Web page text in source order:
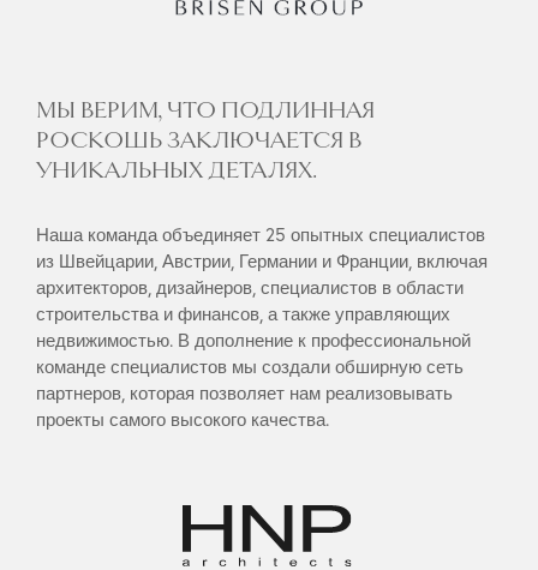
МЫ ВЕРИМ, ЧТО ПОДЛИННАЯ
РОСКОШЬ ЗАКЛЮЧАЕТСЯ В
УНИКАЛЬНЫХ ДЕТАЛЯХ.
Наша команда объединяет 25 опытных специалистов
из Швейцарии, Австрии, Германии и Франции, включая
архитекторов, дизайнеров, специалистов в области
строительства и финансов, а также управляющих
недвижимостью. В дополнение к профессиональной
команде специалистов мы создали обширную сеть
партнеров, которая позволяет нам реализовывать
проекты самого высокого качества.